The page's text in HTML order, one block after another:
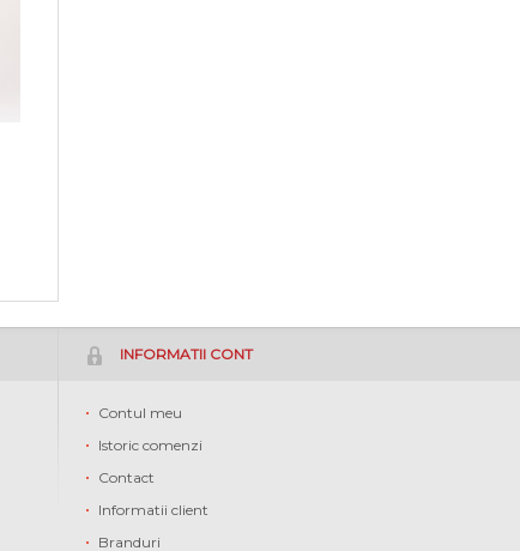
INFORMATII CONT
Contul meu
Istoric comenzi
Contact
Informatii client
Branduri